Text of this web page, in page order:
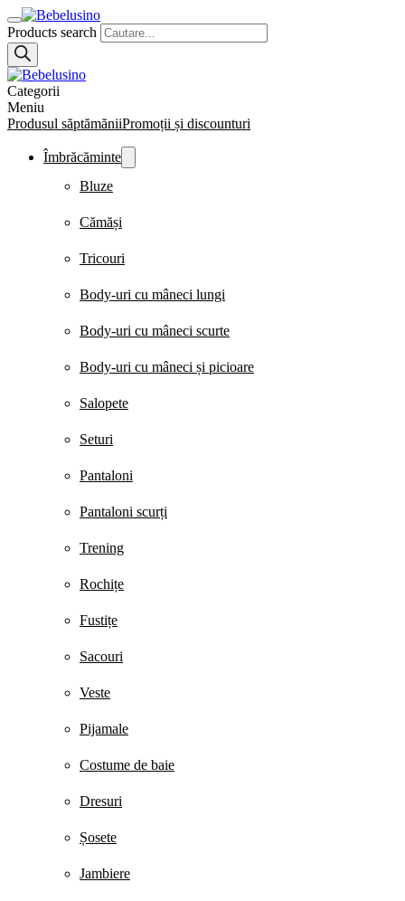
Products search
Categorii
Meniu
Produsul săptămăniiPromoții și discounturi
Îmbrăcăminte
Bluze
Cămăși
Tricouri
Body-uri cu mâneci lungi
Body-uri cu mâneci scurte
Body-uri cu mâneci și picioare
Salopete
Seturi
Pantaloni
Pantaloni scurți
Trening
Rochițe
Fustițe
Sacouri
Veste
Pijamale
Costume de baie
Dresuri
Șosete
Jambiere